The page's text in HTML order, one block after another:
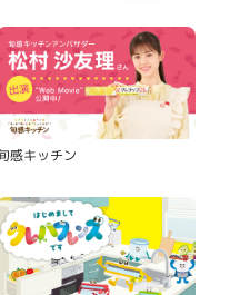
感キッチン